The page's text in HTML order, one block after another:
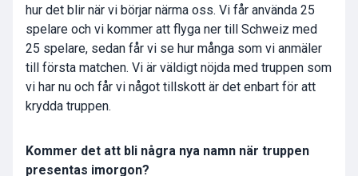
hur det blir när vi börjar närma oss. Vi får använda 25
spelare och vi kommer att flyga ner till Schweiz med
25 spelare, sedan får vi se hur många som vi anmäler
till första matchen. Vi är väldigt nöjda med truppen som
vi har nu och får vi något tillskott är det enbart för att
krydda truppen.
Kommer det att bli några nya namn när truppen
presentas imorgon?